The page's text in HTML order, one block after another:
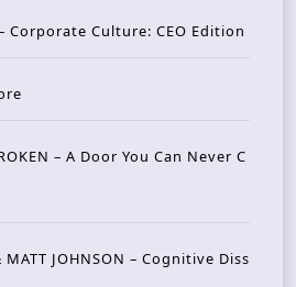
Corporate Culture: CEO Edition
– A Door You Can Never C
MATT JOHNSON – Cognitive Diss